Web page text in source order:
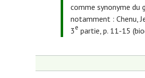
comme synonyme du
notamment : Chenu,
3e partie, p. 11-15